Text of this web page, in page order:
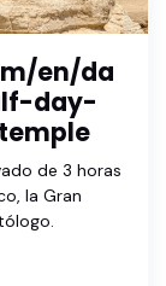
en/da
day-
de 3 horas
la Gran